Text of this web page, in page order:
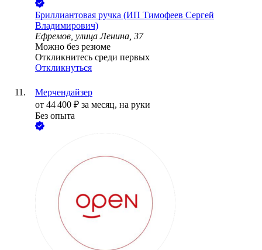
Бриллиантовая ручка (ИП Тимофеев Сергей
Владимирович)
Ефремов, улица Ленина, 37
Можно без резюме
Откликнитесь среди первых
Откликнуться
Мерчендайзер
от 44 400 ₽ за месяц, на руки
Без опыта